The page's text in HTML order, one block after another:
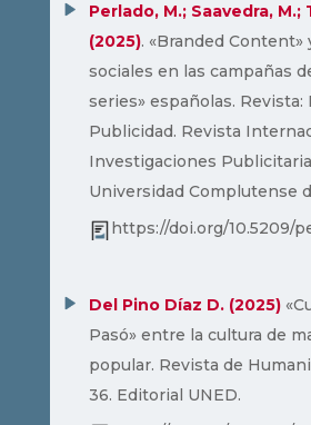
Perlado, M.; Saavedra, M.;
(2025). «Branded Content»
sociales en las campañas
series» españolas. Revista:
Publicidad. Revista
Investigaciones
Universidad Complutense
https://doi.org/10.5209/
Del Pino Díaz D. (2025)
Pasó» entre la cultura de
popular. Revista de
36. Editorial UNED.